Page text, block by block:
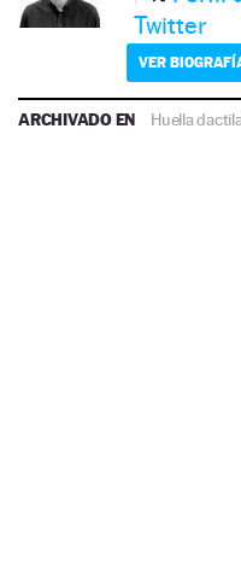
Twitter
VER
ARCHIVADO EN Huella